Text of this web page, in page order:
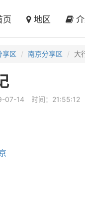
地区 介
享区 南京分享区 大
07-14 时间：21:55:12